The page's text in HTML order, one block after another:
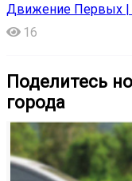
Движение Первых |
16
Поделитесь
города